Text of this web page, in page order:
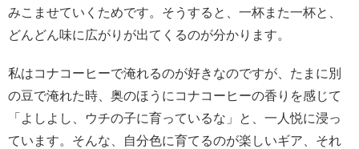
みこませていくためです。そうすると、一杯また一杯と、
どんどん味に広がりが出てくるのが分かります。
私はコナコーヒーで淹れるのが好きなのですが、たまに別
の豆で淹れた時、奥のほうにコナコーヒーの香りを感じて
「よしよし、ウチの子に育っているな」と、一人悦に浸っ
ています。そんな、自分色に育てるのが楽しいギア、それ